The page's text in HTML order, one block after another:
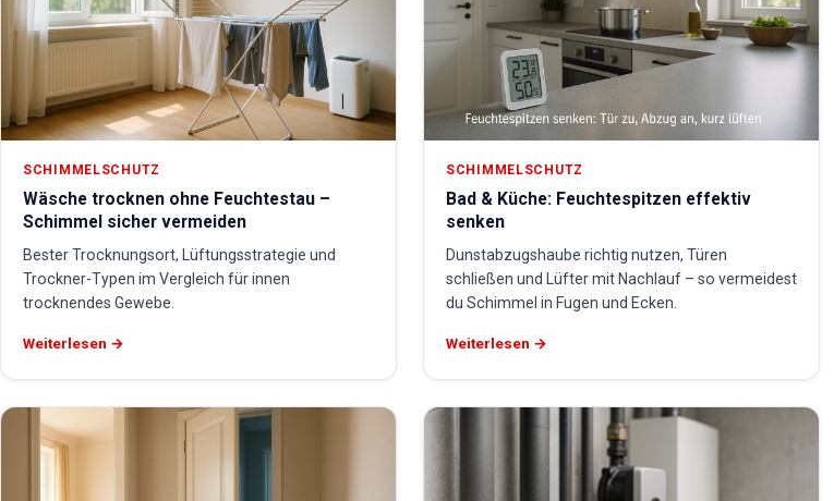
SCHIMMELSCHUTZ
Wäsche trocknen ohne Feuchtestau –
Schimmel sicher vermeiden
Bester Trocknungsort, Lüftungsstrategie und
Trockner-Typen im Vergleich für innen
trocknendes Gewebe.
Weiterlesen →
SCHIMMELSCHUTZ
Bad & Küche: Feuchtespitzen effektiv
senken
Dunstabzugshaube richtig nutzen, Türen
schließen und Lüfter mit Nachlauf – so vermeidest
du Schimmel in Fugen und Ecken.
Weiterlesen →